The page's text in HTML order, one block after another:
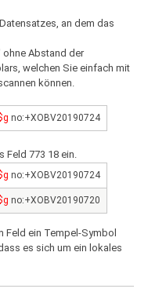
an dem das
ohne Abstand der
welchen Sie einfach mit
können.
no:+XOBV20190724
773 18 ein.
no:+XOBV20190724
no:+XOBV20190720
Feld ein Tempel-Symbol
es sich um ein lokales